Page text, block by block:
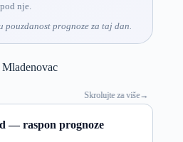
nje.
prognoze za taj dan.
Mladenovac
Skrolujte za više→
— raspon prognoze